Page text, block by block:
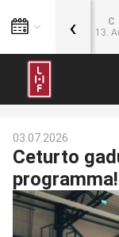
C
13.
‹
03.07.2026
Ceturto
programma!